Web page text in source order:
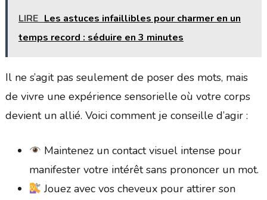
LIRE Les astuces infaillibles pour charmer en un
temps record : séduire en 3 minutes
Il ne s’agit pas seulement de poser des mots, mais
de vivre une expérience sensorielle où votre corps
devient un allié. Voici comment je conseille d’agir :
Maintenez un contact visuel intense pour
manifester votre intérêt sans prononcer un mot.
Jouez avec vos cheveux pour attirer son